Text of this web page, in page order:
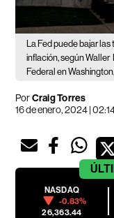
La Fed puede bajar
inflación, según Waller
Federal en
PorCraig Torres
16 de enero, 2024 |
NASDAQ
-0.83%
26,363.44